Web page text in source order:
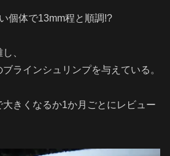
個体で13mm程と順調!?
、
ラインシュリンプを与えている。
きくなるか1か月ごとにレビュー